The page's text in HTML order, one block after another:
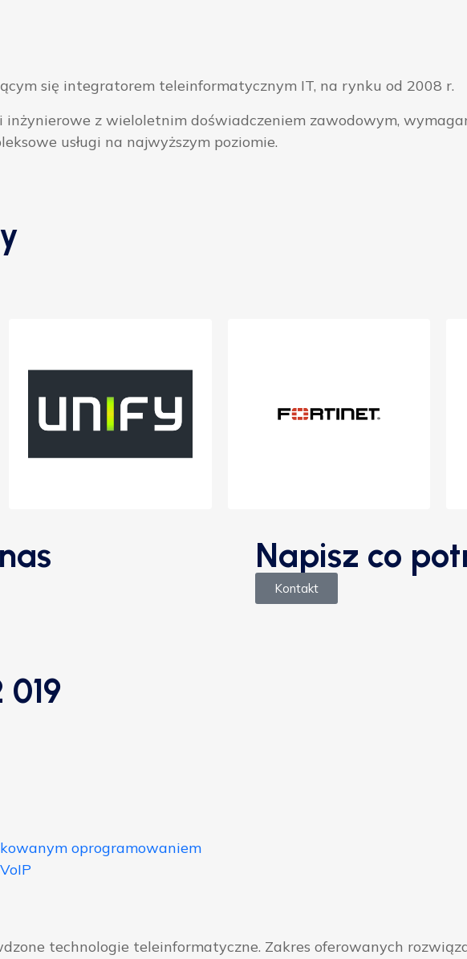
się integratorem teleinformatycznym IT, na rynku od 2008 r.
i inżynierowe z wieloletnim doświadczeniem zawodowym,
usługi na najwyższym poziomie.
Napisz co
Kontakt
oprogramowaniem
technologie teleinformatyczne. Zakres oferowanych